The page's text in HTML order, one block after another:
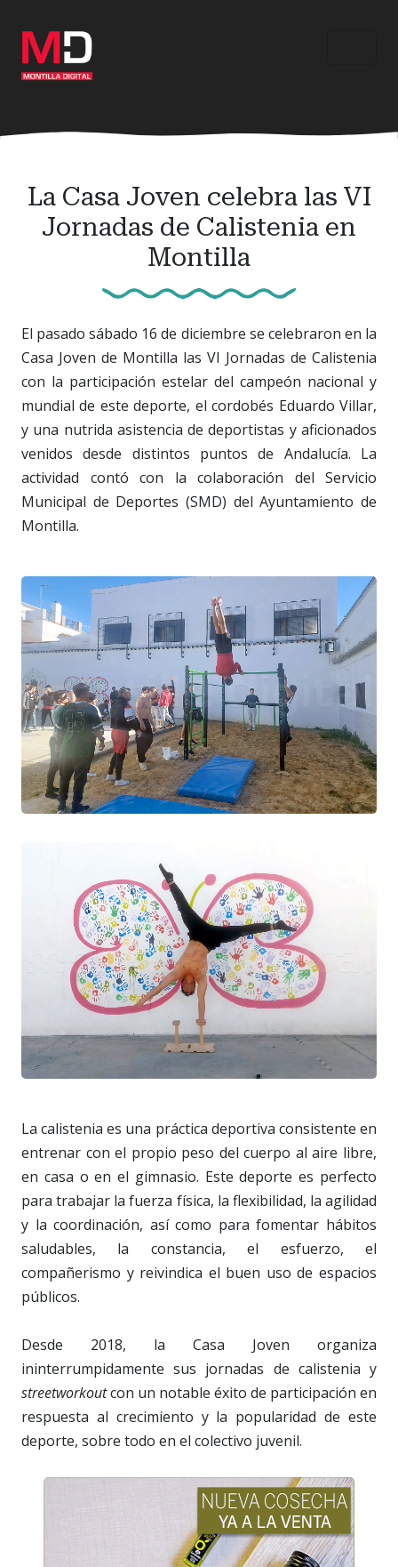
contenido
principal
La Casa Joven celebra las VI
Jornadas de Calistenia en
Montilla
El pasado sábado 16 de diciembre se celebraron en la
Casa Joven de Montilla las VI Jornadas de Calistenia
con la participación estelar del campeón nacional y
mundial de este deporte, el cordobés Eduardo Villar,
y una nutrida asistencia de deportistas y aficionados
venidos desde distintos puntos de Andalucía. La
actividad contó con la colaboración del Servicio
Municipal de Deportes (SMD) del Ayuntamiento de
Montilla.
La calistenia es una práctica deportiva consistente en
entrenar con el propio peso del cuerpo al aire libre,
en casa o en el gimnasio. Este deporte es perfecto
para trabajar la fuerza física, la flexibilidad, la agilidad
y la coordinación, así como para fomentar hábitos
saludables, la constancia, el esfuerzo, el
compañerismo y reivindica el buen uso de espacios
públicos.
Desde 2018, la Casa Joven organiza
ininterrumpidamente sus jornadas de calistenia y
streetworkoutcon un notable éxito de participación en
respuesta al crecimiento y la popularidad de este
deporte, sobre todo en el colectivo juvenil.